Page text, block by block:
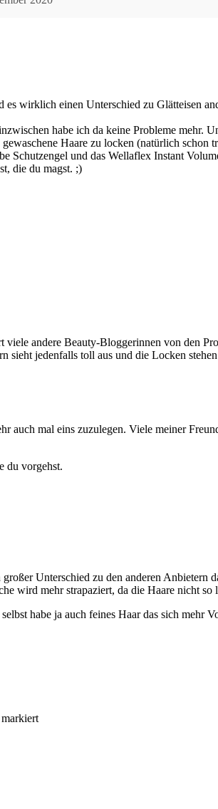
wirklich einen Unterschied zu Glätteisen
habe ich da keine Probleme mehr.
Haare zu locken (natürlich
Schutzengel und das Wellaflex Instant
die du magst. ;)
andere Beauty-Bloggerinnen von den
sieht jedenfalls toll aus und die Locken
auch mal eins zuzulegen. Viele meiner
du vorgehst.
Unterschied zu den anderen
wird mehr strapaziert, da die Haare nicht
habe ja auch feines Haar das sich mehr
markiert